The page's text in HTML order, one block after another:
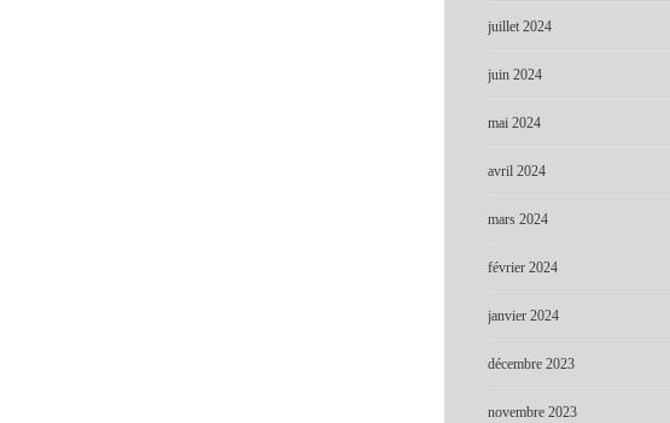
juillet 2024
juin 2024
mai 2024
avril 2024
mars 2024
février 2024
janvier 2024
décembre 2023
novembre 2023